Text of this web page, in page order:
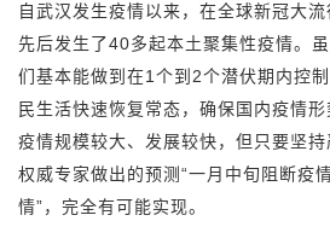
自武汉发生疫情以来，在全球新冠大
先后发生了40多起本土聚集性疫情。
们基本能做到在1个到2个潜伏期内控
民生活快速恢复常态，确保国内疫情
疫情规模较大、发展较快，但只要坚持
权威专家做出的预测“一月中旬阻断疫
情”，完全有可能实现。